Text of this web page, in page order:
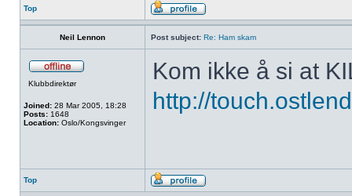
Top
Neil Lennon Post subject: Re: Ham skam
Klubbdirektør
Joined: 28 Mar 2005, 18:28
Posts: 1648
Location: Oslo/Kongsvinger
Kom ikke å si at
http://
Top